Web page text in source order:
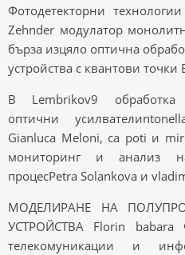
Фотодетекторни
Zehnder модулатор
бърза изцяло оптична
устройства с квантови точки
B Lembrikov9 обработка
оптични
Gianluca Meloni, ca poti и
мониторинг и анализ
процесPetra Solankova и
МОДЕЛИРАНЕ НА
УСТРОЙСТВА Florin babara
телекомуникации и